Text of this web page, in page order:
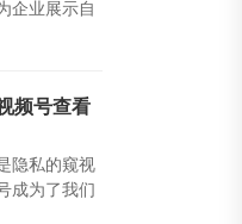
企业展示自
频号查看
隐私的窥视
成为了我们